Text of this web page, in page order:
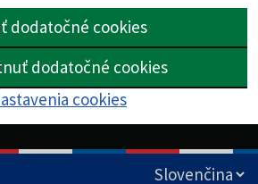
dodatočné cookies
dodatočné cookies
cookies